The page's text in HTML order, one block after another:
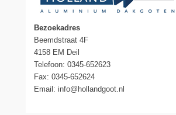
Bezoekadres
Beemdstraat 4F
4158 EM Deil
Telefoon: 0345-652623
Fax: 0345-652624
Email: info@hollandgoot.nl